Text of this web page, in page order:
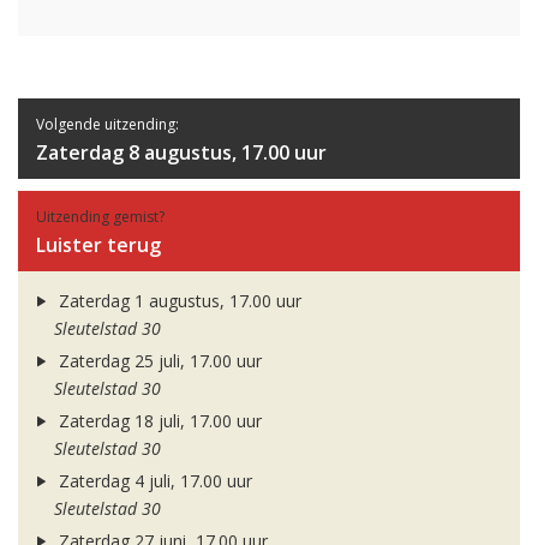
Volgende uitzending:
Zaterdag 8 augustus, 17.00 uur
Uitzending gemist?
Luister terug
Zaterdag 1 augustus, 17.00 uur
Sleutelstad 30
Zaterdag 25 juli, 17.00 uur
Sleutelstad 30
Zaterdag 18 juli, 17.00 uur
Sleutelstad 30
Zaterdag 4 juli, 17.00 uur
Sleutelstad 30